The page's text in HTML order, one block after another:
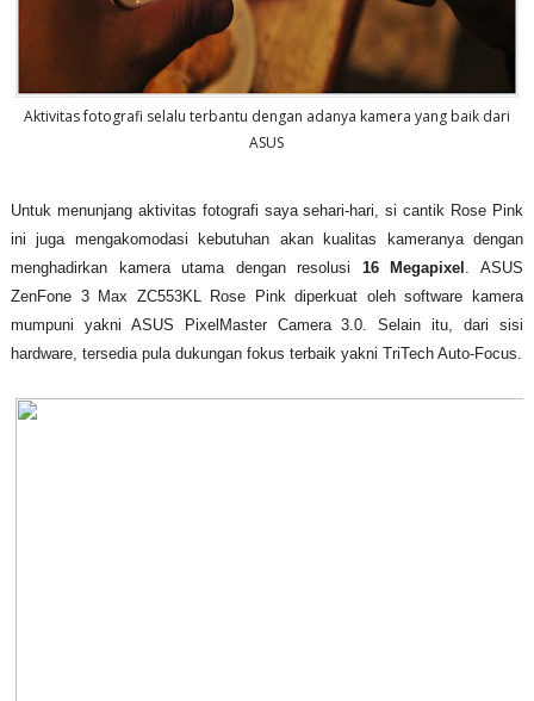
Aktivitas fotografi selalu terbantu dengan adanya kamera yang baik dari
ASUS
Untuk menunjang aktivitas fotografi saya sehari-hari, si cantik Rose Pink
ini juga mengakomodasi kebutuhan akan kualitas kameranya dengan
menghadirkan kamera utama dengan resolusi 16 Megapixel . ASUS
ZenFone 3 Max ZC553KL Rose Pink diperkuat oleh software kamera
mumpuni yakni ASUS PixelMaster Camera 3.0. Selain itu, dari sisi
hardware, tersedia pula dukungan fokus terbaik yakni TriTech Auto-Focus.